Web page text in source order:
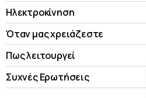
Ηλεκτροκίνηση
Όταν μας χρειάζεστε
Πως λειτουργεί
Συχνές Ερωτήσεις